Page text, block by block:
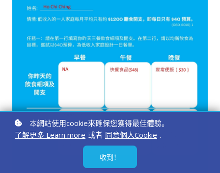
本網站使用cookie來確保您獲得最佳體驗。
了解更多 Learn more 或者 同意個人Cookie .
收到！